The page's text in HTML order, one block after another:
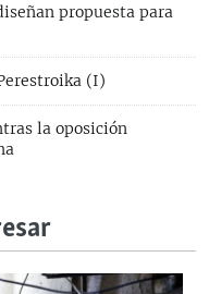
propuesta para
(I)
la oposición